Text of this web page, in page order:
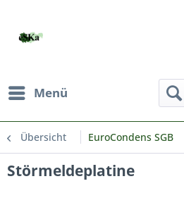
Menü
Übersicht EuroCondens SGB
Störmeldeplatine